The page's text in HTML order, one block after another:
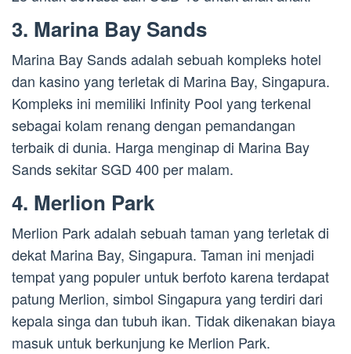
3. Marina Bay Sands
Marina Bay Sands adalah sebuah kompleks hotel
dan kasino yang terletak di Marina Bay, Singapura.
Kompleks ini memiliki Infinity Pool yang terkenal
sebagai kolam renang dengan pemandangan
terbaik di dunia. Harga menginap di Marina Bay
Sands sekitar SGD 400 per malam.
4. Merlion Park
Merlion Park adalah sebuah taman yang terletak di
dekat Marina Bay, Singapura. Taman ini menjadi
tempat yang populer untuk berfoto karena terdapat
patung Merlion, simbol Singapura yang terdiri dari
kepala singa dan tubuh ikan. Tidak dikenakan biaya
masuk untuk berkunjung ke Merlion Park.